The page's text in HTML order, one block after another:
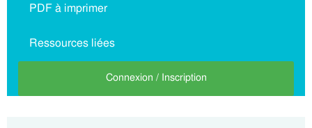
PDF à imprimer
Ressources liées
Connexion / Inscription